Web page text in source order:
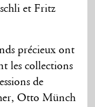
et Fritz
précieux ont
les collections
de
Otto Münch